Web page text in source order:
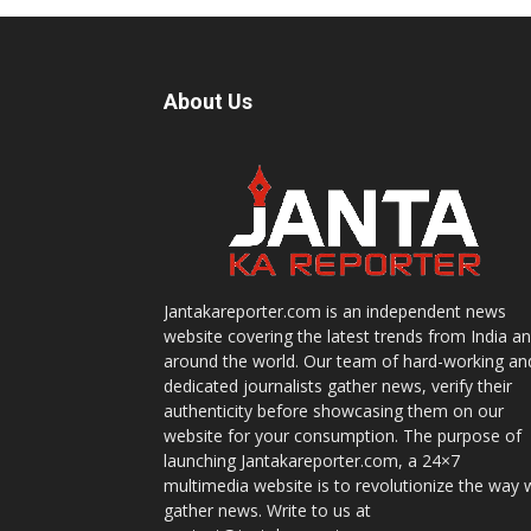
About Us
Jantakareporter.com is an independent news
website covering the latest trends from India
around the world. Our team of hard-working
dedicated journalists gather news, verify their
authenticity before showcasing them on our
website for your consumption. The purpose of
launching Jantakareporter.com, a 24×7
multimedia website is to revolutionize the way
gather news. Write to us at